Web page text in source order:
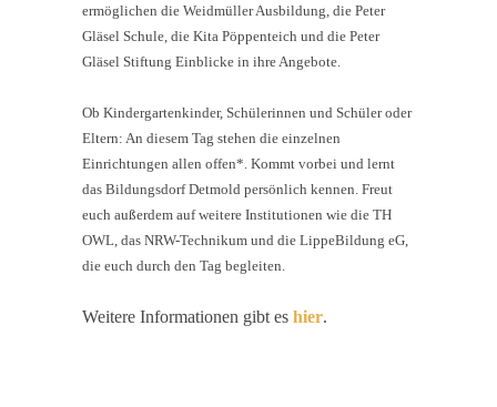
ermöglichen die Weidmüller Ausbildung, die Peter
Gläsel Schule, die Kita Pöppenteich und die Peter
Gläsel Stiftung Einblicke in ihre Angebote.
Ob Kindergartenkinder, Schülerinnen und Schüler oder
Eltern: An diesem Tag stehen die einzelnen
Einrichtungen allen offen*. Kommt vorbei und lernt
das Bildungsdorf Detmold persönlich kennen. Freut
euch außerdem auf weitere Institutionen wie die TH
OWL, das NRW-Technikum und die LippeBildung eG,
die euch durch den Tag begleiten.
Weitere Informationen gibt es hier.